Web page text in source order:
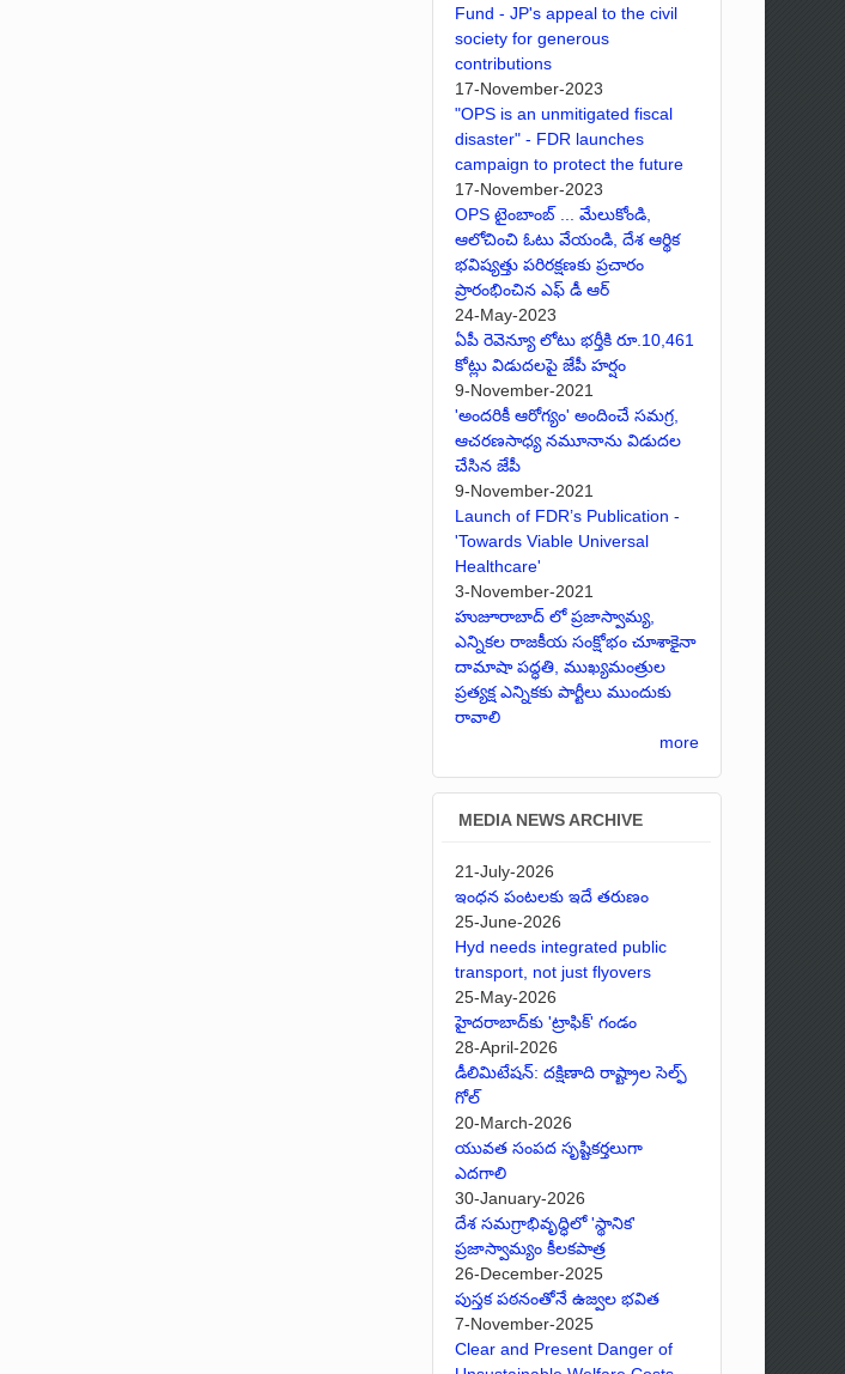
Fund - JP's appeal to the civil
society for generous
contributions
17-November-2023
"OPS is an unmitigated fiscal
disaster" - FDR launches
campaign to protect the future
17-November-2023
OPS టైంబాంబ్ ... మేలుకోండి,
ఆలోచించి ఓటు వేయండి, దేశ ఆర్థిక
భవిష్యత్తు పరిరక్షణకు ప్రచారం
ప్రారంభించిన ఎఫ్ డీ ఆర్
24-May-2023
ఏపీ రెవెన్యూ లోటు భర్తీకి రూ.10,461
కోట్లు విడుదలపై జేపీ హర్షం
9-November-2021
'అందరికీ ఆరోగ్యం' అందించే సమగ్ర,
ఆచరణసాధ్య నమూనాను విడుదల
చేసిన జేపీ
9-November-2021
Launch of FDR’s Publication -
'Towards Viable Universal
Healthcare'
3-November-2021
హుజూరాబాద్ లో ప్రజాస్వామ్య,
ఎన్నికల రాజకీయ సంక్షోభం చూశాకైనా
దామాషా పద్ధతి, ముఖ్యమంత్రుల
ప్రత్యక్ష ఎన్నికకు పార్టీలు ముందుకు
రావాలి
more
MEDIA NEWS ARCHIVE
21-July-2026
ఇంధన పంటలకు ఇదే తరుణం
25-June-2026
Hyd needs integrated public
transport, not just flyovers
25-May-2026
హైదరాబాద్‌కు 'ట్రాఫిక్' గండం
28-April-2026
డీలిమిటేషన్: దక్షిణాది రాష్ట్రాల సెల్ఫ్
గోల్
20-March-2026
యువత సంపద సృష్టికర్తలుగా
ఎదగాలి
30-January-2026
దేశ సమగ్రాభివృద్ధిలో 'స్థానిక'
ప్రజాస్వామ్యం కీలకపాత్ర
26-December-2025
పుస్తక పఠనంతోనే ఉజ్వల భవిత
7-November-2025
Clear and Present Danger of